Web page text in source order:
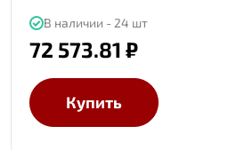
В наличии - 24 шт
72 573.81 ₽
Купить